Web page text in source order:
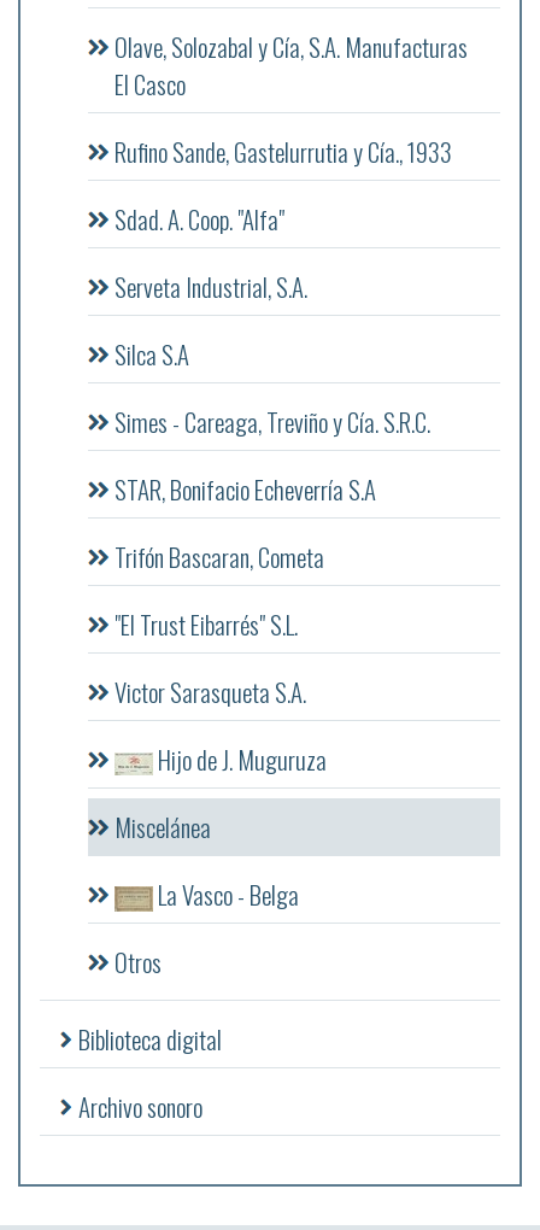
Olave, Solozabal y Cía, S.A. Manufacturas
El Casco
Rufino Sande, Gastelurrutia y Cía., 1933
Sdad. A. Coop. "Alfa"
Serveta Industrial, S.A.
Silca S.A
Simes - Careaga, Treviño y Cía. S.R.C.
STAR, Bonifacio Echeverría S.A
Trifón Bascaran, Cometa
"El Trust Eibarrés" S.L.
Victor Sarasqueta S.A.
Hijo de J. Muguruza
Miscelánea
La Vasco - Belga
Otros
Biblioteca digital
Archivo sonoro